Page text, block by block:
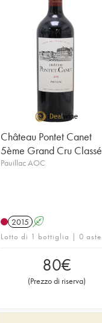
Château Pontet Canet
5ème Grand Cru Classé
Pauillac AOC
2015 A
Lotto di 1 bottiglia | 0 aste
80€
(Prezzo di riserva)